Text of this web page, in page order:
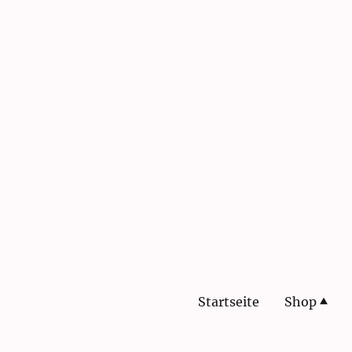
Startseite Shop